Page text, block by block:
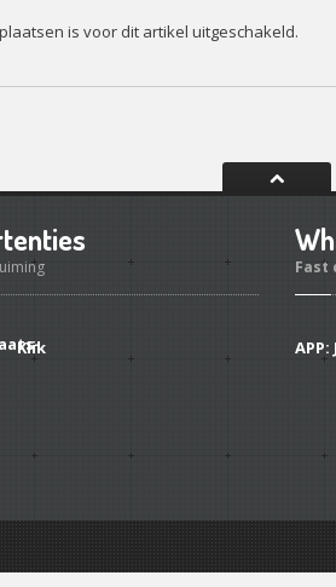
is voor dit artikel uitgeschakeld.
Klik
Fast
APP: